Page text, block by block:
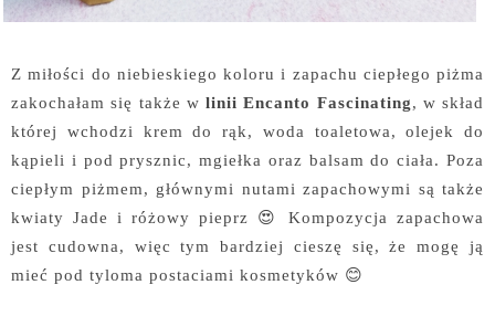
Z miłości do niebieskiego koloru i zapachu ciepłego piżma
zakochałam się także w linii Encanto Fascinating, w skład
której wchodzi krem do rąk, woda toaletowa, olejek do
kąpieli i pod prysznic, mgiełka oraz balsam do ciała. Poza
ciepłym piżmem, głównymi nutami zapachowymi są także
kwiaty Jade i różowy pieprz 😍 Kompozycja zapachowa
jest cudowna, więc tym bardziej cieszę się, że mogę ją
mieć pod tyloma postaciami kosmetyków 😊